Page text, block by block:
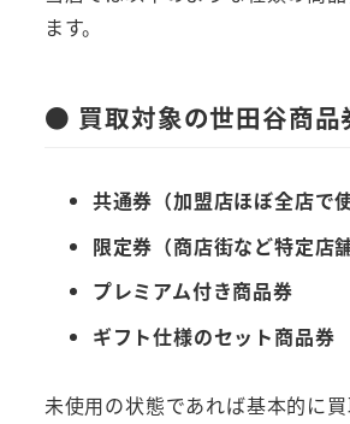
ます。
● 買取対象の世田谷商品
共通券（加盟店ほぼ全店で
限定券（商店街など特定店
プレミアム付き商品券
ギフト仕様のセット商品券
未使用の状態であれば基本的に買